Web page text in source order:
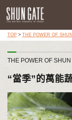
TOP> THE POWER OF SHUN
THE POWER OF
“當季”的萬能